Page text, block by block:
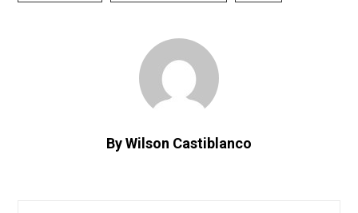
By Wilson Castiblanco